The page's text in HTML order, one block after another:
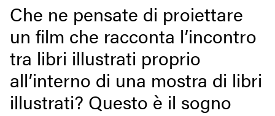
Che ne pensate di proiettare
un film che racconta l’incontro
tra libri illustrati proprio
all’interno di una mostra di libri
illustrati? Questo è il sogno